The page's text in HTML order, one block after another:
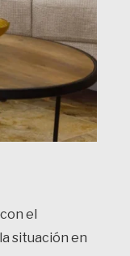
el
situación en